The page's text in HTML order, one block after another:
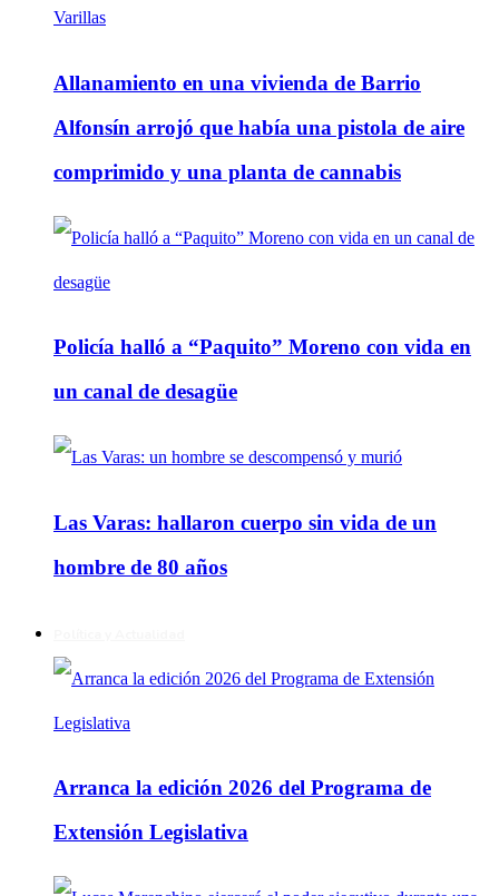
Allanamiento en una vivienda de Barrio
Alfonsín arrojó que había una pistola de aire
comprimido y una planta de cannabis
Policía halló a “Paquito” Moreno con vida en
un canal de desagüe
Las Varas: hallaron cuerpo sin vida de un
hombre de 80 años
Arranca la edición 2026 del Programa de
Extensión Legislativa